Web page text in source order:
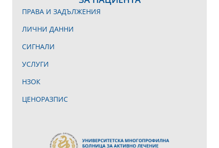
ПРАВА И ЗАДЪЛЖЕНИЯ
ЛИЧНИ ДАННИ
СИГНАЛИ
УСЛУГИ
НЗОК
ЦЕНОРАЗПИС